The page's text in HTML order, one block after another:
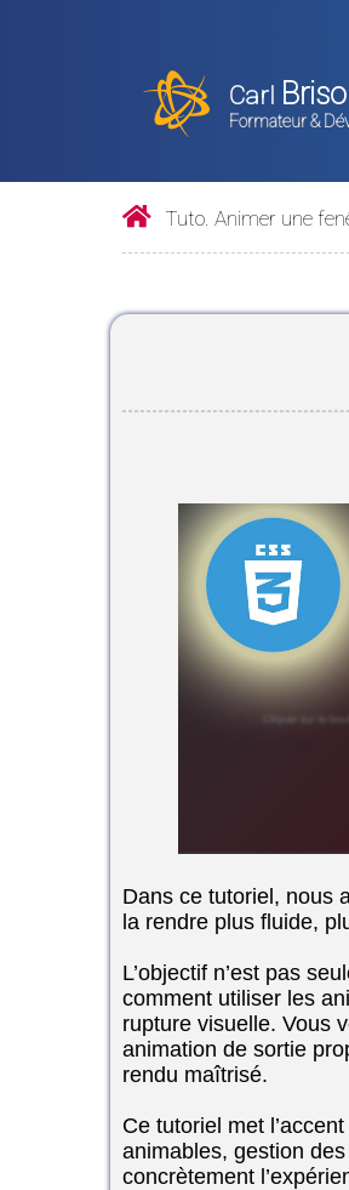
Carl
Formateur &
Tuto. Animer une
Dans ce tutoriel, nous
la rendre plus fluide,
L’objectif n’est pas
comment utiliser les
rupture visuelle. Vous
animation de sortie
rendu maîtrisé.
Ce tutoriel met
animables, gestion
concrètement